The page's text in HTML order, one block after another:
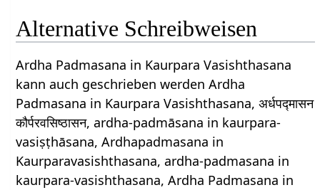
Alternative Schreibweisen
Ardha Padmasana in Kaurpara Vasishthasana
kann auch geschrieben werden Ardha
Padmasana in Kaurpara Vasishthasana, अर्धपद्मासन
कौर्परवसिष्ठासन, ardha-padmāsana in kaurpara-
vasiṣṭhāsana, Ardhapadmasana in
Kaurparavasishthasana, ardha-padmasana in
kaurpara-vasishthasana, Ardha Padmasana in